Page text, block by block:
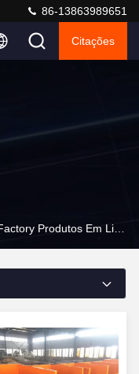
86-13863989651
Citações